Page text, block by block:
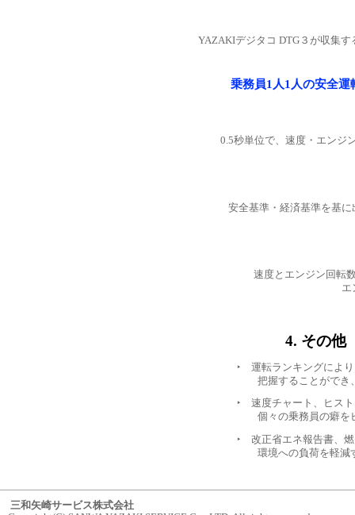
0.5秒単位で、速度・エンジ
YAZAKIデジタコ DTG３が収集
乗務員1人1人の安全
速度とエンジン回転
エ
安全基準・経済基準を基
三和矢崎サービス株式会社
4. その他
‣ 改正省エネ報告書、燃
環境への負荷を軽減
‣ 運転ランキングにより
把握することができ
‣ 速度チャート、ヒス
個々の乗務員の癖をピ